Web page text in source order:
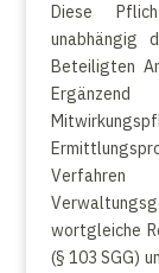
Diese
unabhängig
Beteiligten
wortgleiche
(§ 103 SGG)